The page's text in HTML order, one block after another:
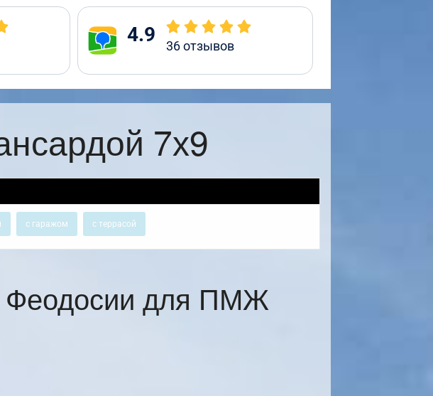
4.9 36отзывов
7х9
с гаражом с террасой
Феодосии для ПМЖ